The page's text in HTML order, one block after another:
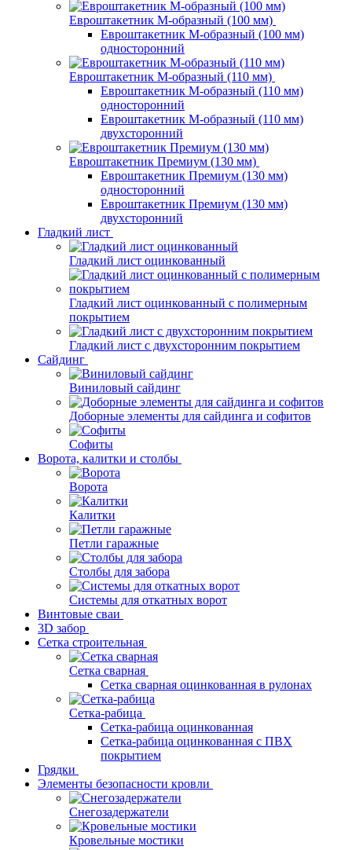
Евроштакетник М-образный (100 мм)
Евроштакетник М-образный (100 мм)
односторонний
Евроштакетник М-образный (110 мм)
Евроштакетник М-образный (110 мм)
односторонний
Евроштакетник М-образный (110 мм)
двухсторонний
Евроштакетник Премиум (130 мм)
Евроштакетник Премиум (130 мм)
односторонний
Евроштакетник Премиум (130 мм)
двухсторонний
Гладкий лист
Гладкий лист оцинкованный
Гладкий лист оцинкованный с полимерным
покрытием
Гладкий лист с двухсторонним покрытием
Сайдинг
Виниловый сайдинг
Доборные элементы для сайдинга и софитов
Софиты
Ворота, калитки и столбы
Ворота
Калитки
Петли гаражные
Столбы для забора
Системы для откатных ворот
Винтовые сваи
3D забор
Сетка строительная
Сетка сварная
Сетка сварная оцинкованная в рулонах
Сетка-рабица
Сетка-рабица оцинкованная
Сетка-рабица оцинкованная с ПВХ
покрытием
Грядки
Элементы безопасности кровли
Снегозадержатели
Кровельные мостики